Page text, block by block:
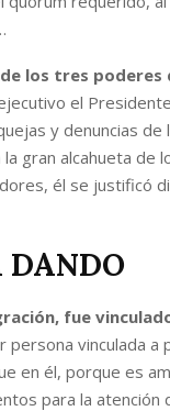
los tres
el
y denuncias
gran alcahueta
él se justificó
fue
persona vinculada
en él, porque es
para la